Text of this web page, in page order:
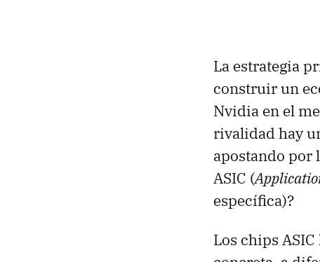
La estrategia
construir un
Nvidia en el
rivalidad hay
apostando por
ASIC (
específica)?
Los chips